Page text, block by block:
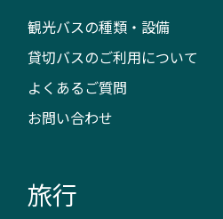
観光バスの種類・設備
貸切バスのご利用について
よくあるご質問
お問い合わせ
旅行